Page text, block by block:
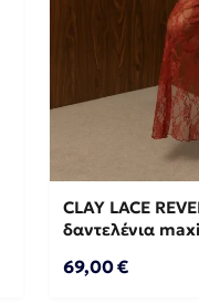
CLAY LACE
δαντελένια
69,00 €